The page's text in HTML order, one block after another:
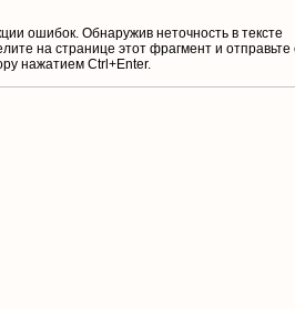
ошибок. Обнаружив неточность в тексте
на странице этот фрагмент и отправьте
нажатием Ctrl+Enter.